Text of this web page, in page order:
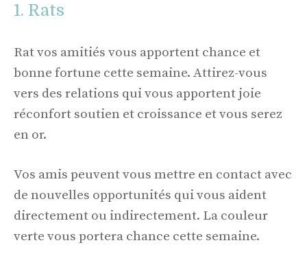
1. Rats
Rat vos amitiés vous apportent chance et
bonne fortune cette semaine. Attirez-vous
vers des relations qui vous apportent joie
réconfort soutien et croissance et vous serez
en or.
Vos amis peuvent vous mettre en contact avec
de nouvelles opportunités qui vous aident
directement ou indirectement. La couleur
verte vous portera chance cette semaine.